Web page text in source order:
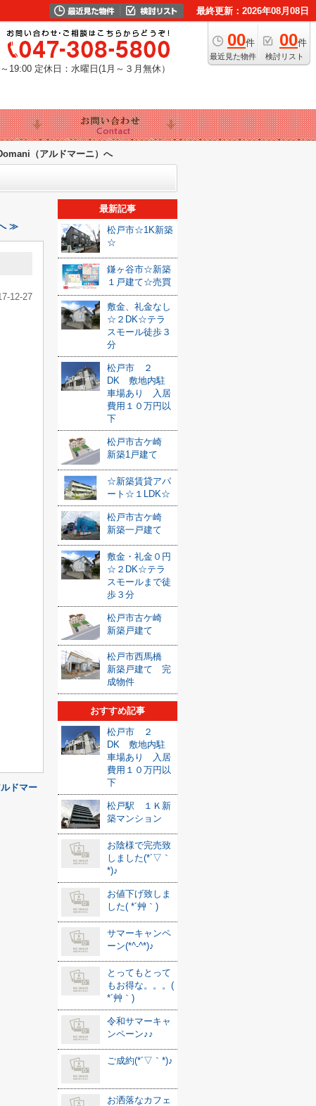
最終更新：2026年08月08日
00件
最近見た物件
00件
検討リスト
19:00 定休日：水曜日(1月～３月無休）
（アルドマーニ）へ
≫
12-27
ドマー
最新記事
松戸市☆1K新築
☆
鎌ヶ谷市☆新築
１戸建て☆売買
敷金、礼金なし
☆２DK☆テラ
スモール徒歩３
分
松戸市 ２
DK 敷地内駐
車場あり 入居
費用１０万円以
下
松戸市古ケ崎
新築1戸建て
☆新築賃貸アパ
ート☆１LDK☆
松戸市古ケ崎
新築一戸建て
敷金・礼金０円
☆２DK☆テラ
スモールまで徒
歩３分
松戸市古ケ崎
新築戸建て
松戸市西馬橋
新築戸建て 完
成物件
おすすめ記事
松戸市 ２
DK 敷地内駐
車場あり 入居
費用１０万円以
下
松戸駅 １Ｋ新
築マンション
お陰様で完売致
しました(*´▽｀
*)♪
お値下げ致しま
した( *´艸｀)
サマーキャンペ
ーン(*^-^*)♪
とってもとって
もお得な。。。(
*´艸｀)
令和サマーキャ
ンペーン♪♪
ご成約(*´▽｀*)♪
お洒落なカフェ